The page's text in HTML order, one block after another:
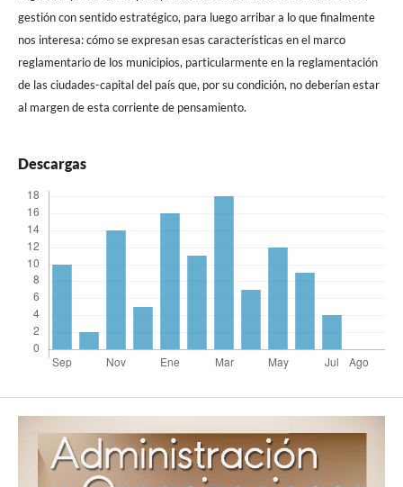
gestión con sentido estratégico, para luego arribar a lo que finalmente
nos interesa: cómo se expresan esas características en el marco
reglamentario de los municipios, particularmente en la reglamentación
de las ciudades-capital del país que, por su condición, no deberían estar
al margen de esta corriente de pensamiento.
Descargas